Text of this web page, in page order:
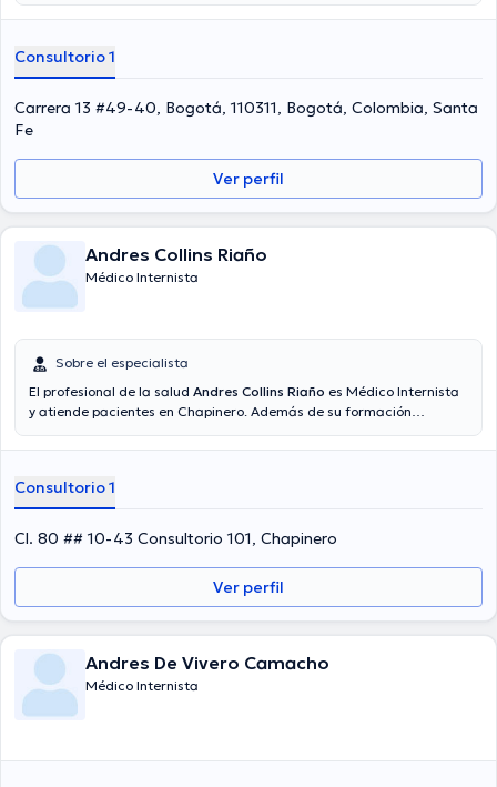
especialidad. El doctor tiene numerosos años de experiencia laboral
como miembro de diversas asociaciones médicas. Andres Almanzar
Salazar ha contribuido en cuantiosas conferencias con la intención
de lograr tener una formación continua en su temática de
especialización y ha difundido numerosos artículos. Español son los
idiomas que maneja el especialista.
Consultorio 1
Carrera 13 #49-40, Bogotá, 110311, Bogotá, Colombia, Santa
Fe
Ver perfil
Andres Collins Riaño
Médico Internista
Sobre el especialista
El profesional de la salud Andres Collins Riaño es Médico Internista
y atiende pacientes en Chapinero. Además de su formación
en su área de especialidad. El médico posee años de experiencia
miembro de diversas asociaciones médicas. Andres Collins Riaño ha
contribuido en incontables conferencias con el objetivo de tener una
formación continua en su campo de especialización y ha
compartido diferentes ediciones. La consulta se puede hacer en
Español.
Consultorio 1
Cl. 80 ## 10-43 Consultorio 101, Chapinero
Ver perfil
Andres De Vivero Camacho
Médico Internista